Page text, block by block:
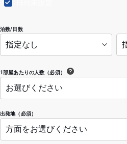
出発地（必須）
泊数/日数
1部屋あたりの人数（必須）